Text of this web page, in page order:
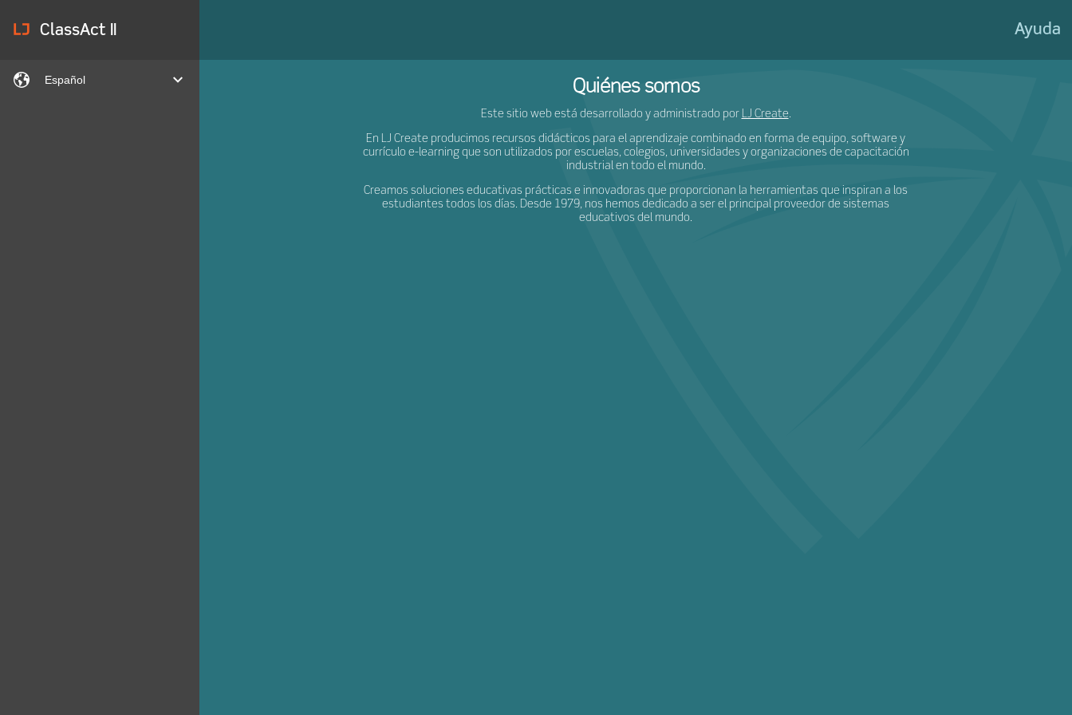
lj ClassAct II
languages Español expand
Ayuda
Quiénes somos
Este sitio web está desarrollado y administrado por LJ Create.
En LJ Create producimos recursos didácticos para el aprendizaje combinado en forma de equipo, software y
currículo e-learning que son utilizados por escuelas, colegios, universidades y organizaciones de capacitación
industrial en todo el mundo.
Creamos soluciones educativas prácticas e innovadoras que proporcionan la herramientas que inspiran a los
estudiantes todos los días. Desde 1979, nos hemos dedicado a ser el principal proveedor de sistemas
educativos del mundo.